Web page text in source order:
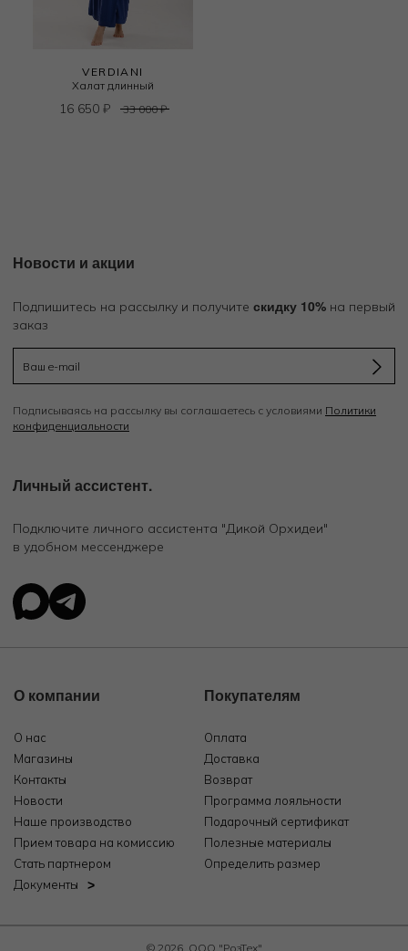
VERDIANI
Халат длинный
16 650 ₽ 33 000₽
Новости и акции
Подпишитесь на рассылку и получите скидку 10% на первый
заказ
Подписываясь на рассылку вы соглашаетесь с условиями Политики
конфиденциальности
Личный ассистент.
Подключите личного ассистента "Дикой Орхидеи"
в удобном мессенджере
О компании
О нас
Магазины
Контакты
Новости
Наше производство
Прием товара на комиссию
Стать партнером
Документы
Покупателям
Оплата
Доставка
Возврат
Программа лояльности
Подарочный сертификат
Полезные материалы
Определить размер
© 2026, ООО "РозТех"